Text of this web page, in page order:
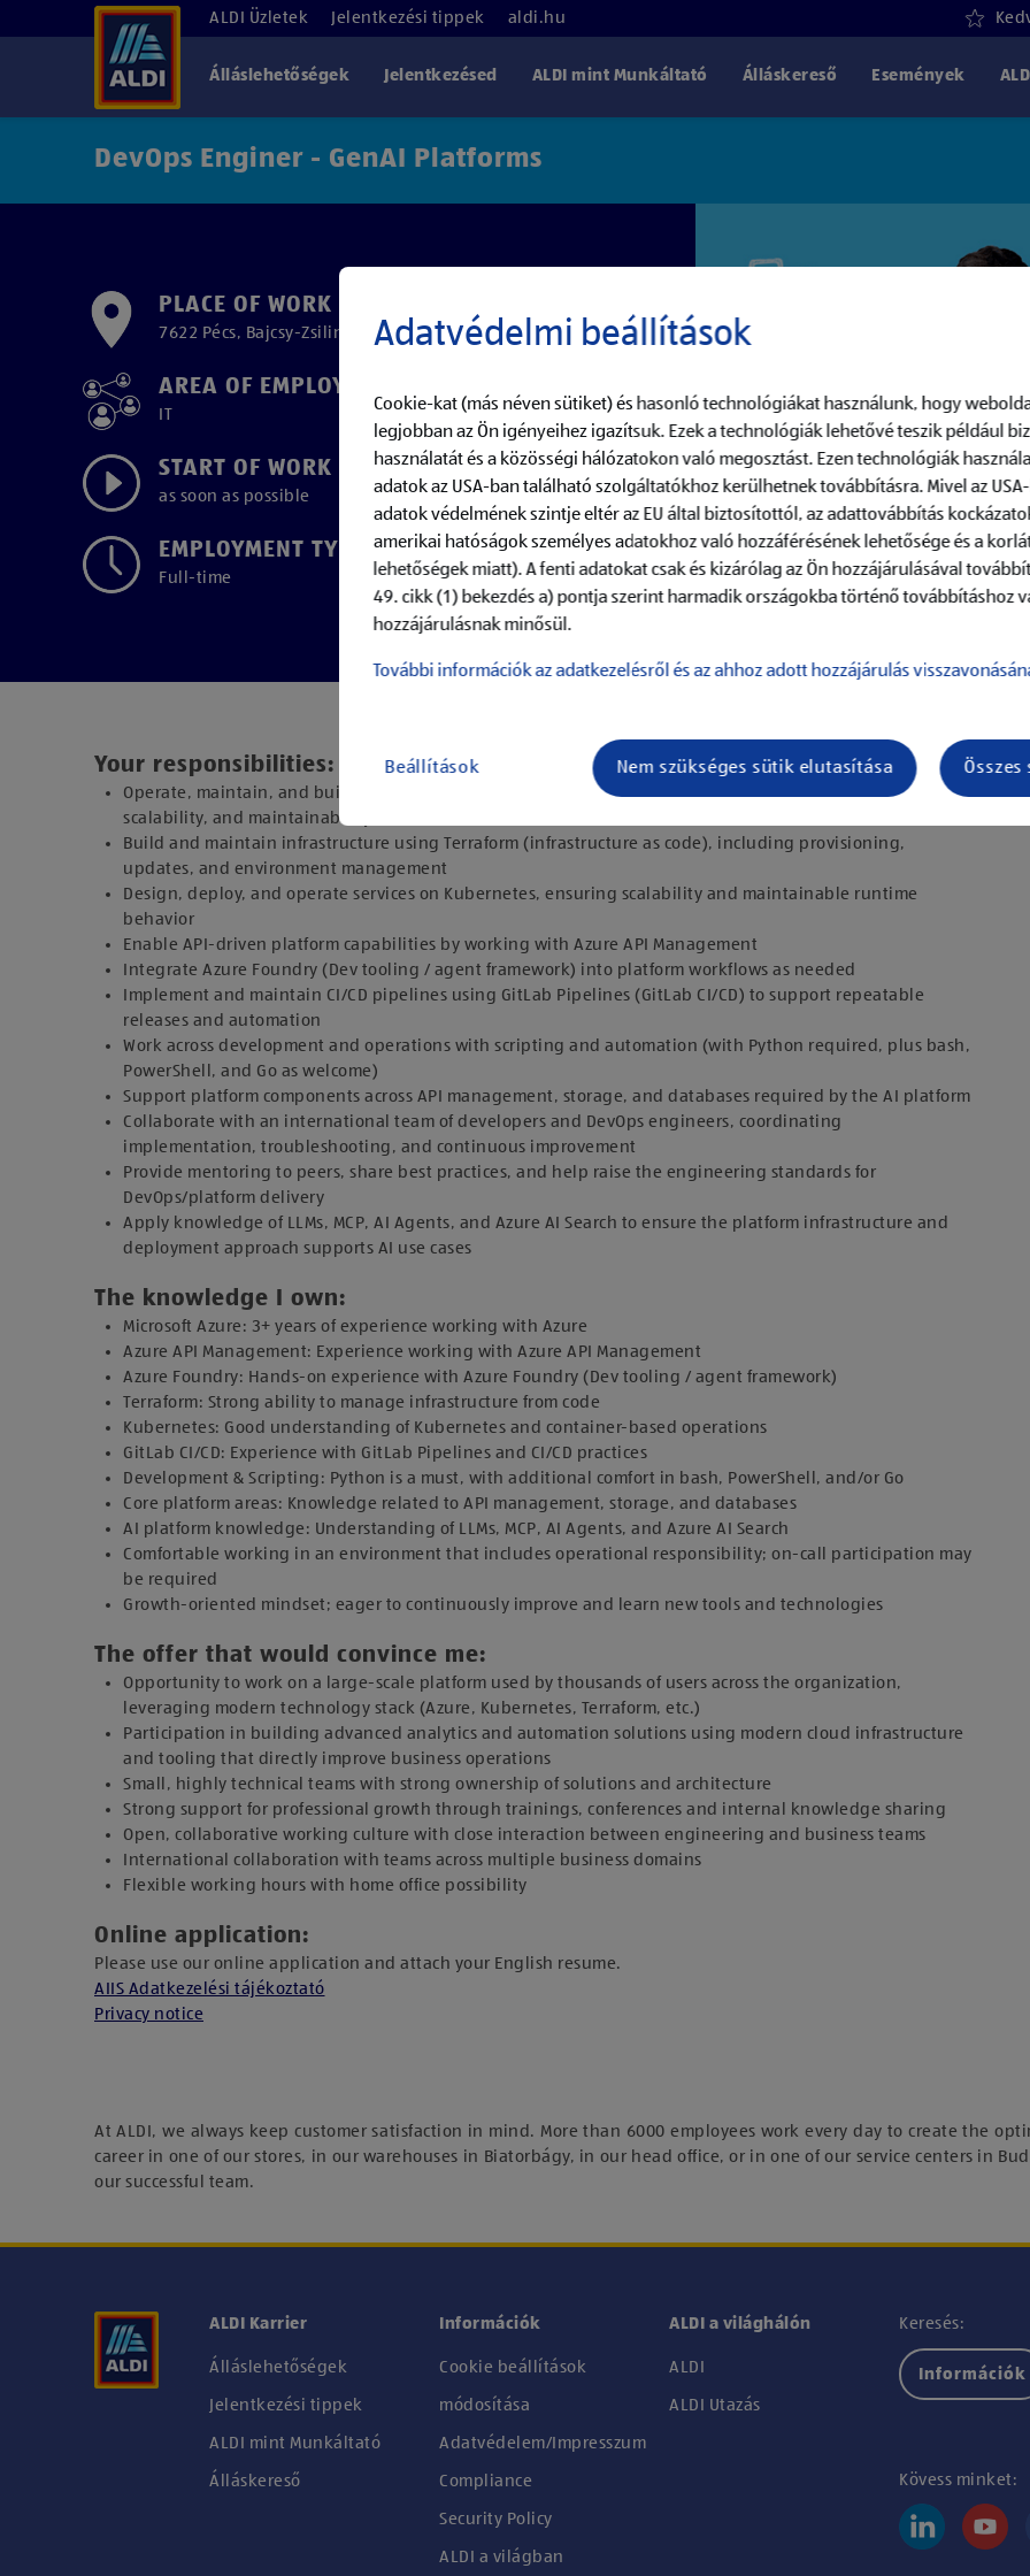
ALDI Üzletek Jelentkezési tippek aldi.hu
Álláslehetőségek Jelentkezésed ALDI mint Munkáltató Álláskereső Események
DevOps Enginer - GenAI Platforms
PLACE OF WORK
7622 Pécs, Bajcsy-Zsilinszky utca 33.
AREA OF EMPLOYMENT
IT
START OF WORK
as soon as possible
EMPLOYMENT TYPE
Full-time
Your responsibilities:
Operate, maintain, and build Azure-based platforms to host AI-enabled applications, ensuring reliability,
scalability, and maintainability
Build and maintain infrastructure using Terraform (infrastructure as code), including provisioning,
updates, and environment management
Design, deploy, and operate services on Kubernetes, ensuring scalability and maintainable runtime
behavior
Enable API-driven platform capabilities by working with Azure API Management
Integrate Azure Foundry (Dev tooling / agent framework) into platform workflows as needed
Implement and maintain CI/CD pipelines using GitLab Pipelines (GitLab CI/CD) to support repeatable
releases and automation
Work across development and operations with scripting and automation (with Python required, plus bash,
PowerShell, and Go as welcome)
Support platform components across API management, storage, and databases required by the AI platform
Collaborate with an international team of developers and DevOps engineers, coordinating
implementation, troubleshooting, and continuous improvement
Provide mentoring to peers, share best practices, and help raise the engineering standards for
DevOps/platform delivery
Apply knowledge of LLMs, MCP, AI Agents, and Azure AI Search to ensure the platform infrastructure and
deployment approach supports AI use cases
The knowledge I own:
Microsoft Azure: 3+ years of experience working with Azure
Azure API Management: Experience working with Azure API Management
Azure Foundry: Hands-on experience with Azure Foundry (Dev tooling / agent framework)
Terraform: Strong ability to manage infrastructure from code
Kubernetes: Good understanding of Kubernetes and container-based operations
GitLab CI/CD: Experience with GitLab Pipelines and CI/CD practices
Development & Scripting: Python is a must, with additional comfort in bash, PowerShell, and/or Go
Core platform areas: Knowledge related to API management, storage, and databases
AI platform knowledge: Understanding of LLMs, MCP, AI Agents, and Azure AI Search
Comfortable working in an environment that includes operational responsibility; on-call participation may
be required
Growth-oriented mindset; eager to continuously improve and learn new tools and technologies
The offer that would convince me:
Opportunity to work on a large-scale platform used by thousands of users across the organization,
leveraging modern technology stack (Azure, Kubernetes, Terraform, etc.)
Participation in building advanced analytics and automation solutions using modern cloud infrastructure
and tooling that directly improve business operations
Small, highly technical teams with strong ownership of solutions and architecture
Strong support for professional growth through trainings, conferences and internal knowledge sharing
Open, collaborative working culture with close interaction between engineering and business teams
International collaboration with teams across multiple business domains
Flexible working hours with home office possibility
Online application:
Please use our online application and attach your English resume.
AIIS Adatkezelési tájékoztató
Privacy notice
At ALDI, we always keep customer satisfaction in mind. More than 6000 employees work every day to create the
career in one of our stores, in our warehouses in Biatorbágy, in our head office, or in one of our service centers in
our successful team.
ALDI Karrier
Álláslehetőségek
Jelentkezési tippek
ALDI mint Munkáltató
Álláskereső
Információk
Cookie beállítások
módosítása
Adatvédelem/Impresszum
Compliance
Security Policy
ALDI a világban
ALDI a világhálón
ALDI
ALDI Utazás
Keresés:
Információk
Kövess minket:
Adatvédelmi beállítások
Cookie-kat (más néven sütiket) és hasonló technológiákat használunk, hogy
legjobban az Ön igényeihez igazítsuk. Ezek a technológiák lehetővé teszik például
használatát és a közösségi hálózatokon való megosztást. Ezen technológiák
adatok az USA-ban található szolgáltatókhoz kerülhetnek továbbításra. Mivel az
adatok védelmének szintje eltér az EU által biztosítottól, az adattovábbítás
amerikai hatóságok személyes adatokhoz való hozzáférésének lehetősége és a
lehetőségek miatt). A fenti adatokat csak és kizárólag az Ön hozzájárulásával
49. cikk (1) bekezdés a) pontja szerint harmadik országokba történő továbbításhoz
hozzájárulásnak minősül.
További információk az adatkezelésről és az ahhoz adott hozzájárulás
Beállítások Nem szükséges sütik elutasítása